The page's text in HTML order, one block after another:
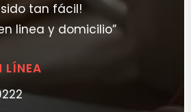
tan fácil!
linea y domicilio”
LÍNEA